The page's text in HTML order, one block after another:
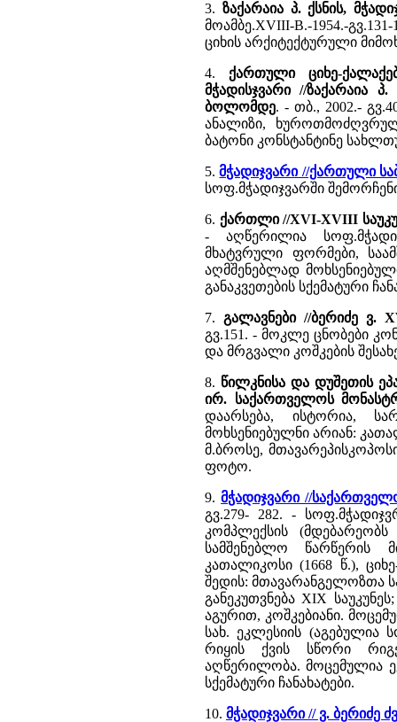
3. ზაქარაია პ. ქსნის,
მოამბე.XVIII-B.-1954.-
ციხის არქიტექტურული
4. ქართული ციხე-
მჭადისჯვარი //ზაქარაია
ბოლომდე. - თბ., 2002.-
ანალიზი,
ბატონი კონსტანტინე
5. მჭადიჯვარი //ქართული
სოფ.მჭადიჯვარში
6. ქართლი //XVI-XVIII
- აღწერილია
მხატვრული ფორმები,
აღმშენებლად
განაკვეთების სქემატური
7. გალავნები //ბერიძე ვ.
გვ.151. - მოკლე ცნობები
და მრგვალი კოშკების
8. წილკნისა და დუშეთის
ირ. საქართველოს
დაარსება, ისტორია,
მოხსენიებულნი არიან:
მ.ბროსე,
ფოტო.
9. მჭადიჯვარი //
გვ.279- 282. -
კომპლექსის
სამშენებლო წარწერის
კათალიკოსი (1668 წ.),
შედის: მთავარანგელოზთა
განეკუთვნება XIX
აგურით, კოშკებიანი.
სახ. ეკლესიის (აგებულია
რიყის ქვის სწორი
აღწერილობა. მოცემულია
სქემატური ჩანახატები.
10. მჭადიჯვარი // ვ.